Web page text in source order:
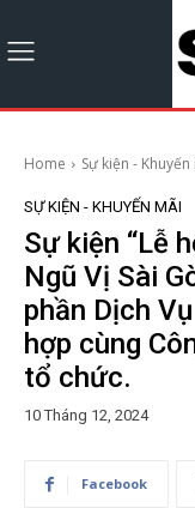
Home Sự kiện - Khuyến
SỰ KIỆN - KHUYẾN MÃI
Sự kiện “Lễ
Ngũ Vị Sài
phần Dịch
hợp cùng
tổ chức.
10 Tháng 12, 2024
Facebook